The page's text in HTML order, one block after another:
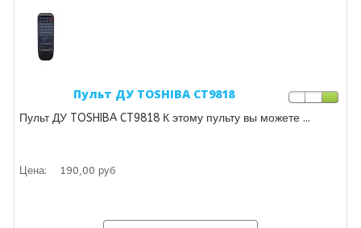
Пульт ДУ TOSHIBA CT9818
Пульт ДУ TOSHIBA CT9818 К этому пульту вы можете ...
Цена: 190,00 руб